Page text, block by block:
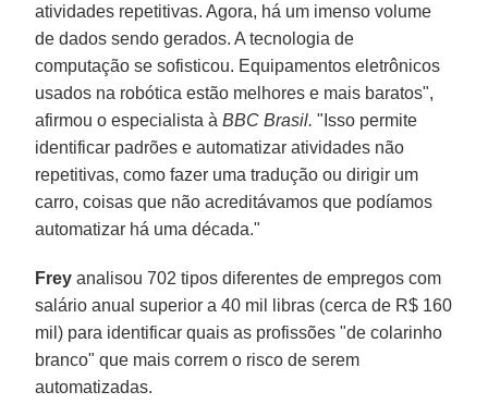
atividades repetitivas. Agora, há um imenso volume
de dados sendo gerados. A tecnologia de
computação se sofisticou. Equipamentos eletrônicos
usados na robótica estão melhores e mais baratos",
afirmou o especialista àBBC Brasil."Isso permite
identificar padrões e automatizar atividades não
repetitivas, como fazer uma tradução ou dirigir um
carro, coisas que não acreditávamos que podíamos
automatizar há uma década."
Frey analisou 702 tipos diferentes de empregos com
salário anual superior a 40 mil libras (cerca de R$ 160
mil) para identificar quais as profissões "de colarinho
branco" que mais correm o risco de serem
automatizadas.